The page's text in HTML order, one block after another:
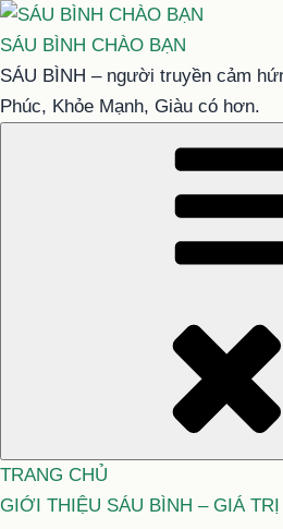
Chuyển
đến
phần
nội
SÁU BÌNH CHÀO BẠN
SÁU BÌNH – người truyền cảm
Phúc, Khỏe Mạnh, Giàu có hơn.
TRANG CHỦ
GIỚI THIỆU SÁU BÌNH – GIÁ